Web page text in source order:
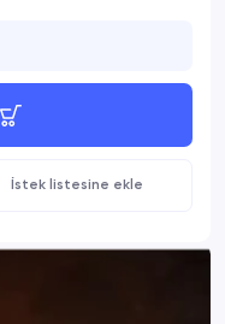
İstek listesine ekle